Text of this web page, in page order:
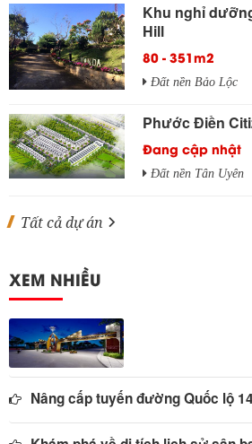
Khu nghỉ
Hill
80 - 351m2
Đất nền Bảo Lộc
Phước Điền
Đang cập nhật
Đất nền Tân Uyên
Tất cả dự án
XEM NHIỀU
Nâng cấp tuyến đường Quốc lộ